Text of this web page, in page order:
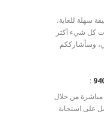
سهلة للغاية،
كل شيء أكثر
وسأشارككم
:
مباشرة من خلال
على استجابة